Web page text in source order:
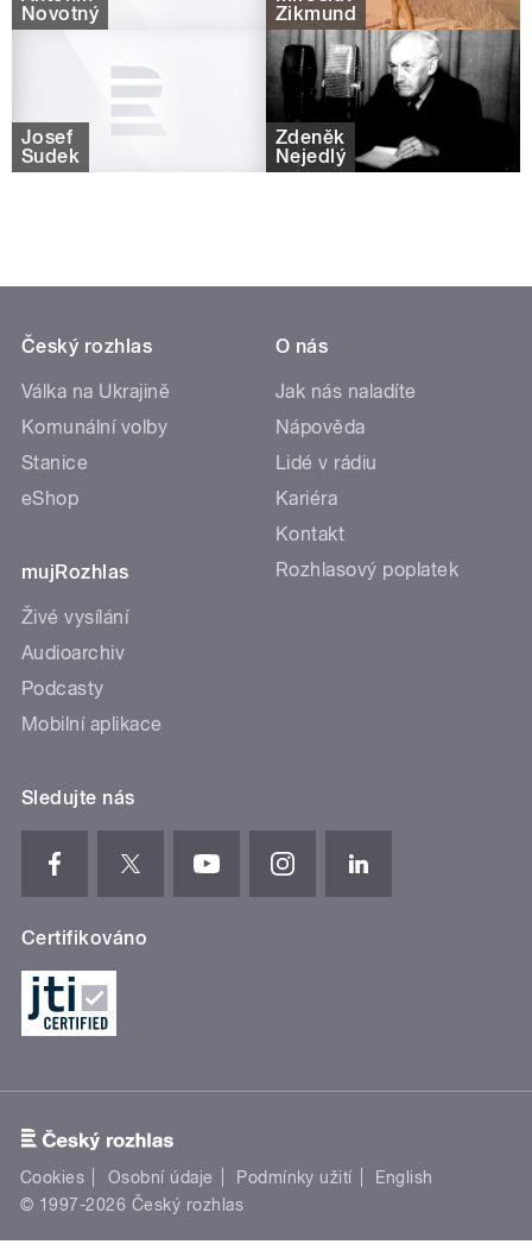
Novotný
Zikmund
Josef
Sudek
Zdeněk
Nejedlý
Český rozhlas
Válka na Ukrajině
Komunální volby
Stanice
eShop
mujRozhlas
Živé vysílání
Audioarchiv
Podcasty
Mobilní aplikace
O nás
Jak nás naladíte
Nápověda
Lidé v rádiu
Kariéra
Kontakt
Rozhlasový poplatek
Sledujte nás
Certifikováno
Cookies Osobní údaje Podmínky užití
English
© 1997-2026 Český rozhlas